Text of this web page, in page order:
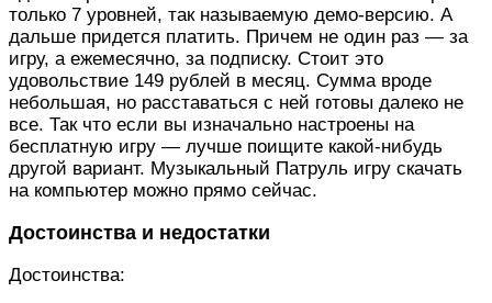
только 7 уровней, так называемую демо-версию. А
дальше придется платить. Причем не один раз — за
игру, а ежемесячно, за подписку. Стоит это
удовольствие 149 рублей в месяц. Сумма вроде
небольшая, но расставаться с ней готовы далеко не
все. Так что если вы изначально настроены на
бесплатную игру — лучше поищите какой-нибудь
другой вариант. Музыкальный Патруль игру скачать
на компьютер можно прямо сейчас.
Достоинства и недостатки
Достоинства: